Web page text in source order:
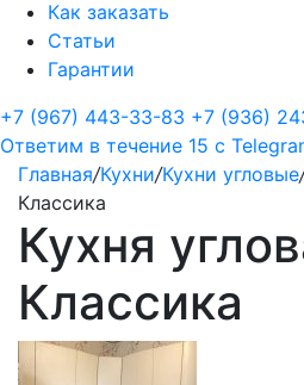
Как заказать
Статьи
Гарантии
+7 (967) 443-33-83 +7 (936)
Ответим в течение 15 с
Главная/Кухни/Кухни угловые
Классика
Кухня
Классика